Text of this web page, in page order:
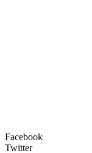
Facebook
Twitter